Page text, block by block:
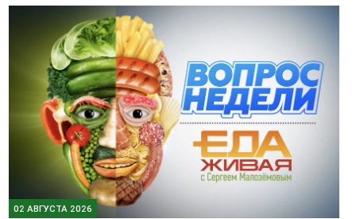
02 АВГУСТА 2026